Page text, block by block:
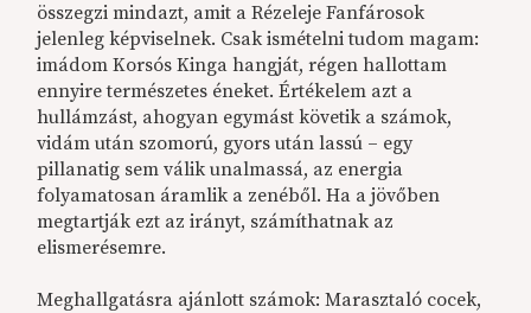
összegzi mindazt, amit a Rézeleje Fanfárosok
jelenleg képviselnek. Csak ismételni tudom magam:
imádom Korsós Kinga hangját, régen hallottam
ennyire természetes éneket. Értékelem azt a
hullámzást, ahogyan egymást követik a számok,
vidám után szomorú, gyors után lassú – egy
pillanatig sem válik unalmassá, az energia
folyamatosan áramlik a zenéből. Ha a jövőben
megtartják ezt az irányt, számíthatnak az
elismerésemre.
Meghallgatásra ajánlott számok: Marasztaló cocek,